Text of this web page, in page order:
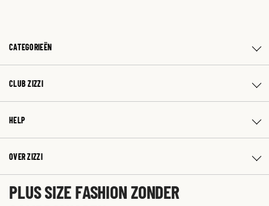
CATEGORIEËN
CLUB ZIZZI
HELP
OVER ZIZZI
PLUS SIZE FASHION ZONDER